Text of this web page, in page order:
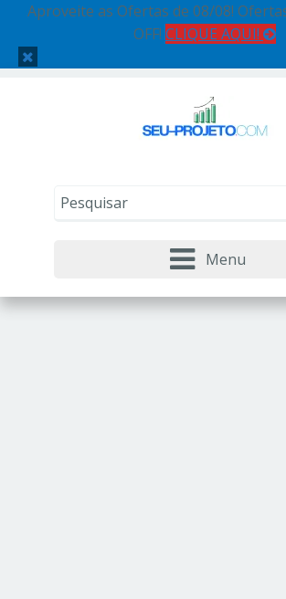
Aproveite as Ofertas de 08/08!
OFF! CLIQUE AQUI!
Menu